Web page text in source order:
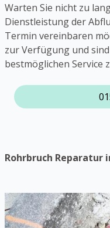
Warten Sie nicht zu
Dienstleistung der
Termin vereinbaren
zur Verfügung und
bestmöglichen Service
Rohrbruch Reparatur